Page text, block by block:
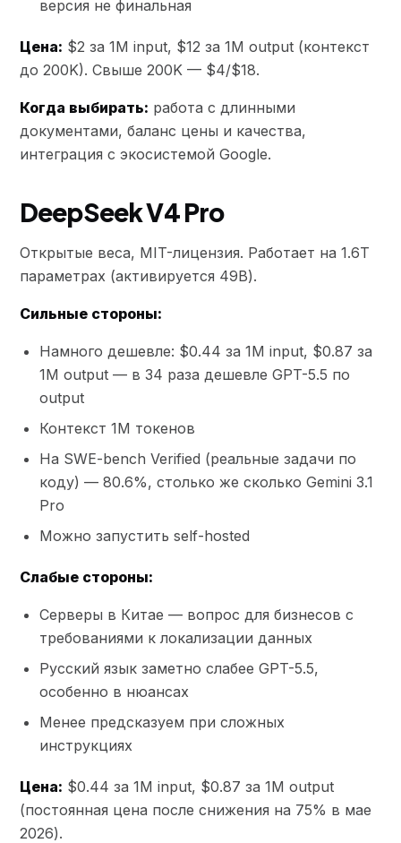
версия не финальная
Цена: $2 за 1M input, $12 за 1M output (контекст
до 200K). Свыше 200K — $4/$18.
Когда выбирать: работа с длинными
документами, баланс цены и качества,
интеграция с экосистемой Google.
DeepSeek V4 Pro
Открытые веса, MIT-лицензия. Работает на 1.6T
параметрах (активируется 49B).
Сильные стороны:
Намного дешевле: $0.44 за 1M input, $0.87 за
1M output — в 34 раза дешевле GPT-5.5 по
output
Контекст 1M токенов
На SWE-bench Verified (реальные задачи по
коду) — 80.6%, столько же сколько Gemini 3.1
Pro
Можно запустить self-hosted
Слабые стороны:
Серверы в Китае — вопрос для бизнесов с
требованиями к локализации данных
Русский язык заметно слабее GPT-5.5,
особенно в нюансах
Менее предсказуем при сложных
инструкциях
Цена: $0.44 за 1M input, $0.87 за 1M output
(постоянная цена после снижения на 75% в мае
2026).